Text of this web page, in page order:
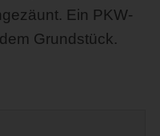
Ein PKW-
Grundstück.